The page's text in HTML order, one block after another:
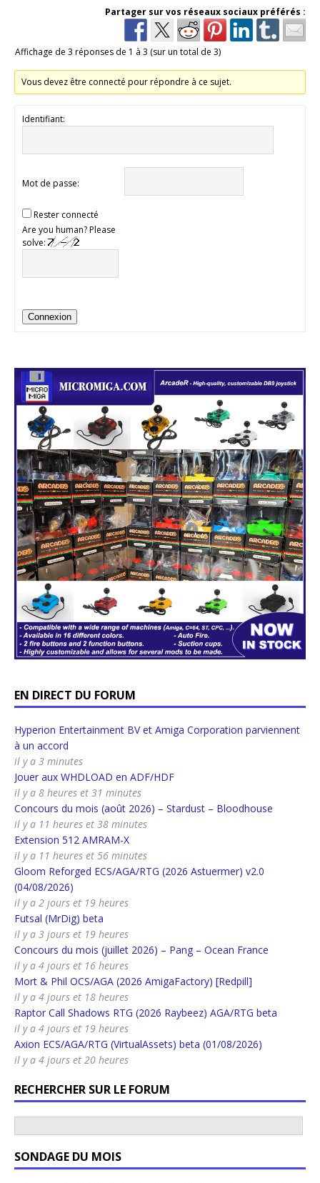
Partager sur vos réseaux sociaux préférés :
Affichage de 3 réponses de 1 à 3 (sur un total de 3)
Vous devez être connecté pour répondre à ce sujet.
Identifiant:
Mot de passe:
Rester connecté
Are you human? Please
solve:
Connexion
EN DIRECT DU FORUM
Hyperion Entertainment BV et Amiga Corporation parviennent
à un accord
il y a 3 minutes
Jouer aux WHDLOAD en ADF/HDF
il y a 8 heures et 31 minutes
Concours du mois (août 2026) – Stardust – Bloodhouse
il y a 11 heures et 38 minutes
Extension 512 AMRAM-X
il y a 11 heures et 56 minutes
Gloom Reforged ECS/AGA/RTG (2026 Astuermer) v2.0
(04/08/2026)
il y a 2 jours et 19 heures
Futsal (MrDig) beta
il y a 3 jours et 19 heures
Concours du mois (juillet 2026) – Pang – Ocean France
il y a 4 jours et 16 heures
Mort & Phil OCS/AGA (2026 AmigaFactory) [Redpill]
il y a 4 jours et 18 heures
Raptor Call Shadows RTG (2026 Raybeez) AGA/RTG beta
il y a 4 jours et 19 heures
Axion ECS/AGA/RTG (VirtualAssets) beta (01/08/2026)
il y a 4 jours et 20 heures
RECHERCHER SUR LE FORUM
SONDAGE DU MOIS